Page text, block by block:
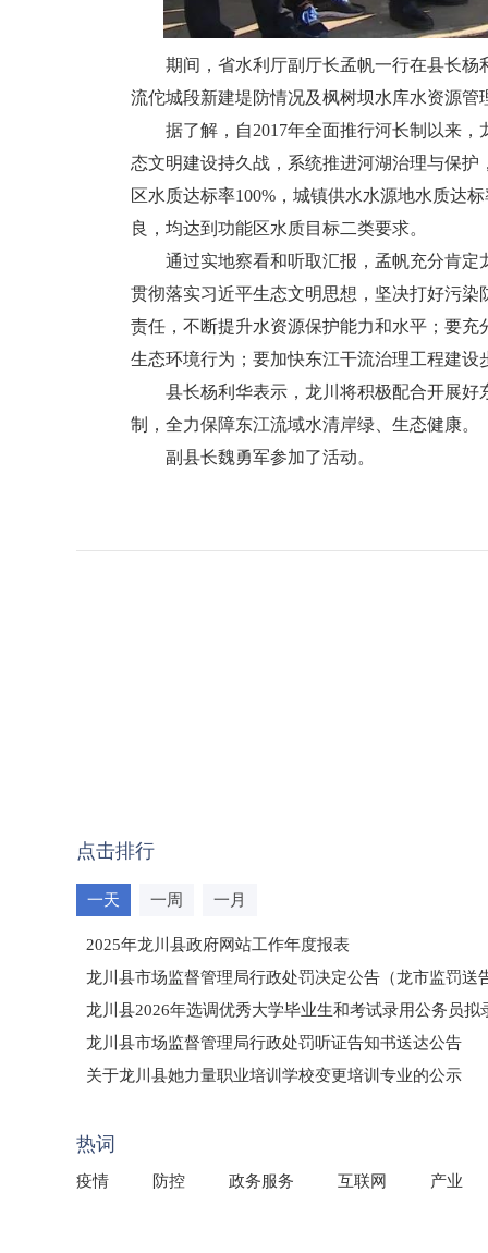
期间，省水利厅副厅长孟帆一行在县长杨
流佗城段新建堤防情况及枫树坝水库水资源管
据了解，自2017年全面推行河长制以来，
态文明建设持久战，系统推进河湖治理与保
区水质达标率100%，城镇供水水源地水质达
良，均达到功能区水质目标二类要求。
通过实地察看和听取汇报，孟帆充分肯定
贯彻落实习近平生态文明思想，坚决打好污
责任，不断提升水资源保护能力和水平；要
生态环境行为；要加快东江干流治理工程建
县长杨利华表示，龙川将积极配合开展好
制，全力保障东江流域水清岸绿、生态健康。
副县长魏勇军参加了活动。
点击排行
一天 一周 一月
2025年龙川县政府网站工作年度报表
龙川县市场监督管理局行政处罚决定公告（龙市监罚送
龙川县2026年选调优秀大学毕业生和考试录用公务员拟
龙川县市场监督管理局行政处罚听证告知书送达公告
（龙市监罚送告〔2026〕71号）
关于龙川县她力量职业培训学校变更培训专业的公示
热词
疫情 防控 政务服务 互联网 产业